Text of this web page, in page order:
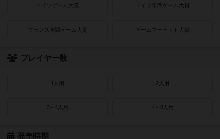
ドイツゲーム大賞 ドイツ年間ゲーム大賞
フランス年間ゲーム大賞 ゲームマーケット大賞
プレイヤー数
1人用 2人用
3～4人用 4～8人用
発売時期